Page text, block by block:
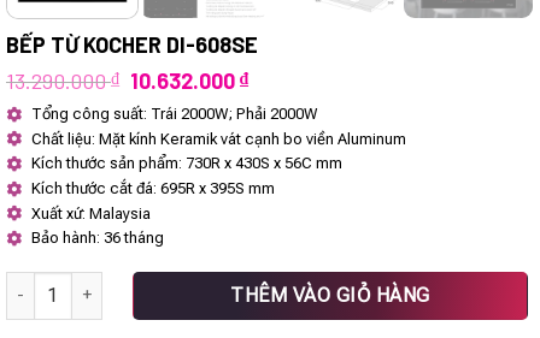
BẾP TỪ KOCHER DI-608SE
13.290.000₫ Giá
gốc
là:
13.290.000 ₫.
10.632.000₫Giá
hiện
tại
là:
10.632.000 ₫.
Tổng công suất: Trái 2000W; Phải 2000W
Chất liệu: Mặt kính Keramik vát cạnh bo viền Aluminum
Kích thước sản phẩm: 730R x 430S x 56C mm
Kích thước cắt đá: 695R x 395S mm
Xuất xứ: Malaysia
Bảo hành: 36 tháng
Bếp từ Kocher DI-608SE số lượngTHÊM VÀO GIỎ HÀNG